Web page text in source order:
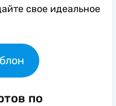
свое идеальное
по